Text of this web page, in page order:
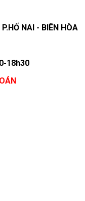
NAI - BIÊN HÒA
18h30